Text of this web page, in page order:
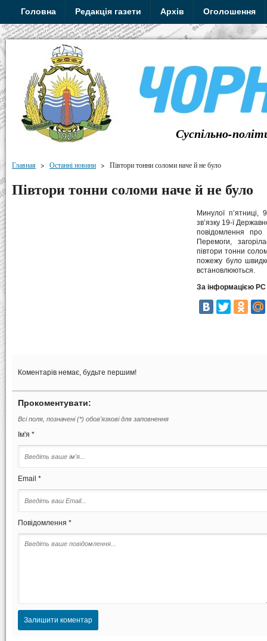
Головна Редакція газети Архів Оголошення
Суспільно-
Главная > Останні новини > Півтори тонни соломи наче й не було
Півтори тонни соломи наче й не було
Минулої п’ятниці,
зв’язку 19-ї
повідомлення
Перемоги,
півтори тонни
пожежу було
встановлюються.
За інформацією РС
Коментарів немає, будьте першим!
Прокоментувати:
Всі поля, позначені (*) обов'язкові для заповнення
Ім'я *
Email *
Повідомлення *